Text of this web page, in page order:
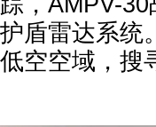
盾雷达系统
空空域，搜